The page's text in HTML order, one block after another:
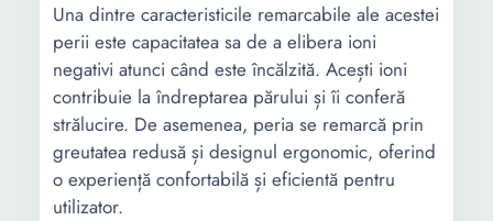
Una dintre caracteristicile remarcabile ale acestei
perii este capacitatea sa de a elibera ioni
negativi atunci când este încălzită. Acești ioni
contribuie la îndreptarea părului și îi conferă
strălucire. De asemenea, peria se remarcă prin
greutatea redusă și designul ergonomic, oferind
o experiență confortabilă și eficientă pentru
utilizator.